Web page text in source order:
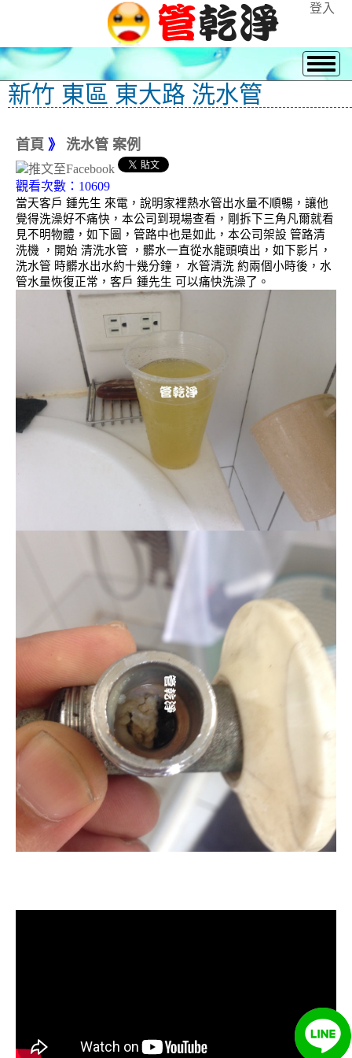
登入
新竹 東區 東大路 洗水管
首頁 》 洗水管 案例
觀看次數：10609
當天客戶 鍾先生 來電，說明家裡熱水管出水量不順暢，讓他
覺得洗澡好不痛快，本公司到現場查看，剛拆下三角凡爾就看
見不明物體，如下圖，管路中也是如此，本公司架設 管路清
洗機 ，開始 清洗水管 ，髒水一直從水龍頭噴出，如下影片，
洗水管 時髒水出水約十幾分鐘， 水管清洗 約兩個小時後，水
管水量恢復正常，客戶 鍾先生 可以痛快洗澡了。